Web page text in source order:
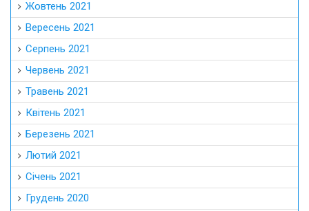
Жовтень 2021
Вересень 2021
Серпень 2021
Червень 2021
Травень 2021
Квітень 2021
Березень 2021
Лютий 2021
Січень 2021
Грудень 2020